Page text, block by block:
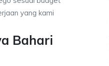
yang kami
Bahari